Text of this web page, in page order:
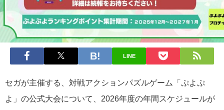
LINE
セガが主催する、対戦アクションパズルゲーム「ぷよぷ
よ」の公式大会について、2026年度の年間スケジュールが